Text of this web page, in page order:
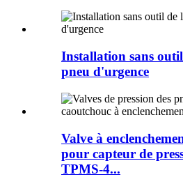
Installation sans
pneu d'urgence
Valve à
pour capteur de
TPMS-4...